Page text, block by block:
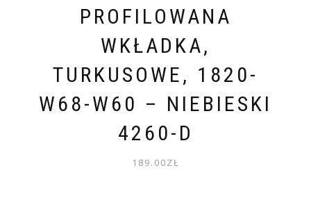
PROFILOWANA
WKŁADKA,
TURKUSOWE, 1820-
W68-W60 – NIEBIESKI
4260-D
189.00ZŁ